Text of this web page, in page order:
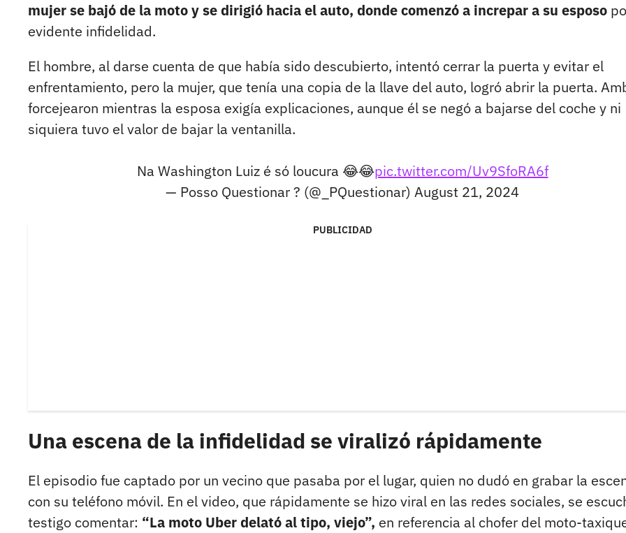
mujer se bajó de la moto y se dirigió hacia el auto, donde comenzó a increpar a su esposo
evidente infidelidad.
El hombre, al darse cuenta de que había sido descubierto, intentó cerrar la puerta y evitar el
enfrentamiento, pero la mujer, que tenía una copia de la llave del auto, logró abrir la puerta.
forcejearon mientras la esposa exigía explicaciones, aunque él se negó a bajarse del coche y ni
siquiera tuvo el valor de bajar la ventanilla.
Na Washington Luiz é só loucura 😂😂pic.twitter.com/Uv9SfoRA6f
— Posso Questionar ? (@_PQuestionar) August 21, 2024
PUBLICIDAD
Una escena de la infidelidad se viralizó rápidamente
El episodio fue captado por un vecino que pasaba por el lugar, quien no dudó en grabar la
con su teléfono móvil. En el video, que rápidamente se hizo viral en las redes sociales, se
testigo comentar: “La moto Uber delató al tipo, viejo”, en referencia al chofer del moto-